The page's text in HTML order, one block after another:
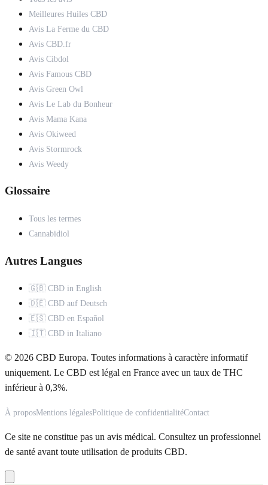
Meilleures Huiles CBD
Avis La Ferme du CBD
Avis CBD.fr
Avis Cibdol
Avis Famous CBD
Avis Green Owl
Avis Le Lab du Bonheur
Avis Mama Kana
Avis Okiweed
Avis Stormrock
Avis Weedy
Glossaire
Tous les termes
Cannabidiol
Autres Langues
🇬🇧 CBD in English
🇩🇪 CBD auf Deutsch
🇪🇸 CBD en Español
🇮🇹 CBD in Italiano
© 2026 CBD Europa. Toutes informations à caractère informatif
uniquement. Le CBD est légal en France avec un taux de THC
inférieur à 0,3%.
À proposMentions légalesPolitique de confidentialitéContact
Ce site ne constitue pas un avis médical. Consultez un professionnel
de santé avant toute utilisation de produits CBD.